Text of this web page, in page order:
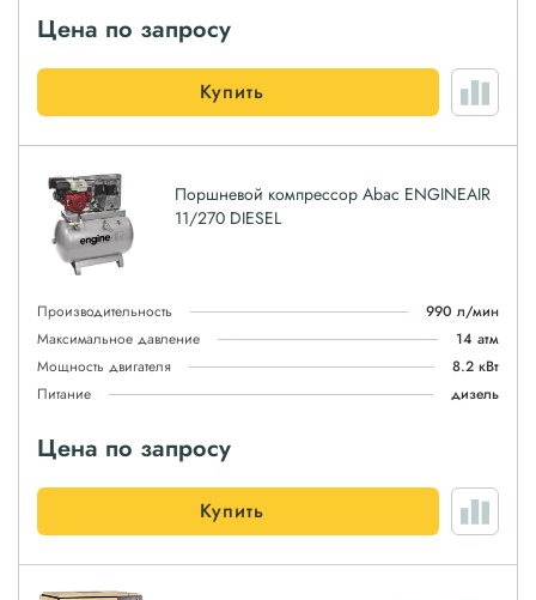
Цена по запросу
Купить
Поршневой компрессор Abac ENGINEAIR
11/270 DIESEL
Производительность
990 л/мин
Максимальное давление
14 атм
Мощность двигателя
8.2 кВт
Питание
дизель
Цена по запросу
Купить